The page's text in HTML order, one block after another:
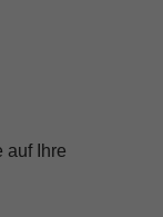
auf Ihre